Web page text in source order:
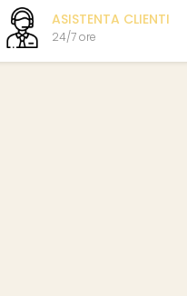
ASISTENTA CLIENTI
24/7 ore